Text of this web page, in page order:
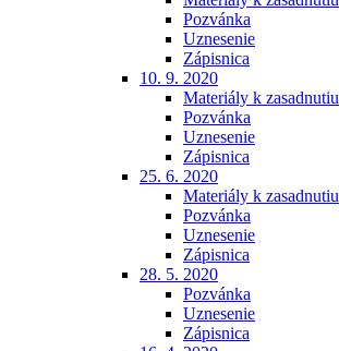
Pozvánka
Uznesenie
Zápisnica
10. 9. 2020
Materiály k zasadnutiu
Pozvánka
Uznesenie
Zápisnica
25. 6. 2020
Materiály k zasadnutiu
Pozvánka
Uznesenie
Zápisnica
28. 5. 2020
Pozvánka
Uznesenie
Zápisnica